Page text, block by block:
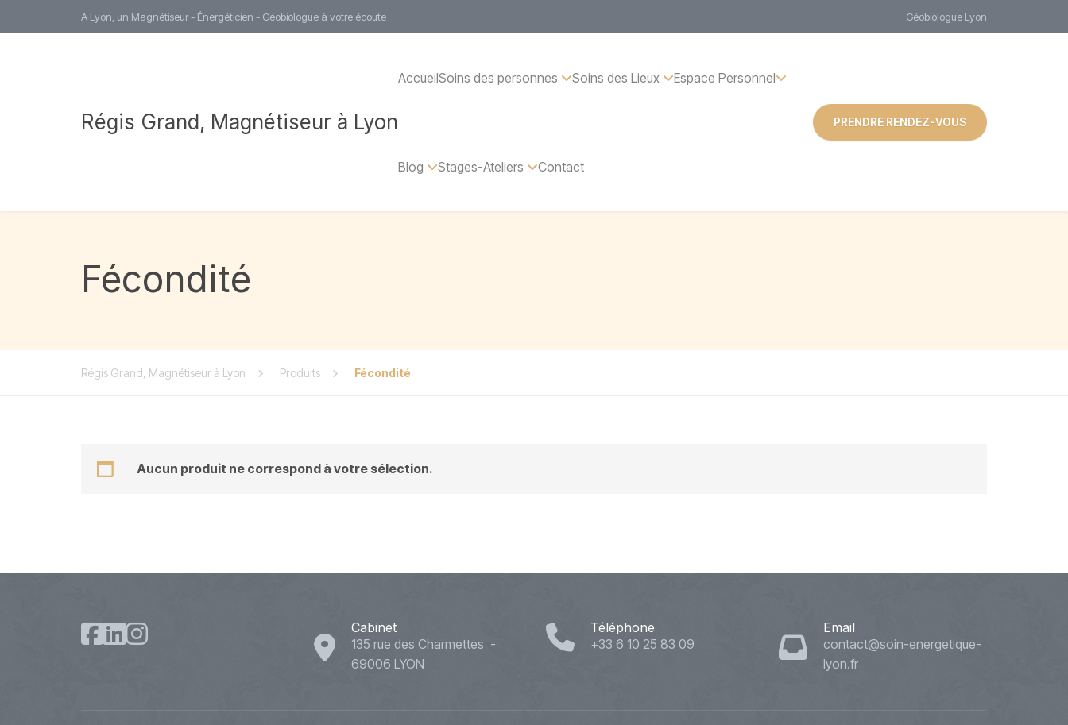
A Lyon, un Magnétiseur - Énergéticien - Géobiologue à votre écoute Géobiologue Lyon
Régis Grand, Magnétiseur à Lyon
AccueilSoins des personnes Soins des Lieux Espace Personnel
Blog Stages-Ateliers Contact
PRENDRE RENDEZ-VOUS
Fécondité
Régis Grand, Magnétiseur à Lyon Produits Fécondité
Aucun produit ne correspond à votre sélection.
Cabinet
135 rue des Charmettes -
69006 LYON
Téléphone
+33 6 10 25 83 09
Email
contact@soin-energetique-
lyon.fr